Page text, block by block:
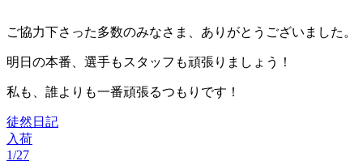
ご協力下さった多数のみなさま、ありがとうございました。
明日の本番、選手もスタッフも頑張りましょう！
私も、誰よりも一番頑張るつもりです！
徒然日記
投
入荷
1/27